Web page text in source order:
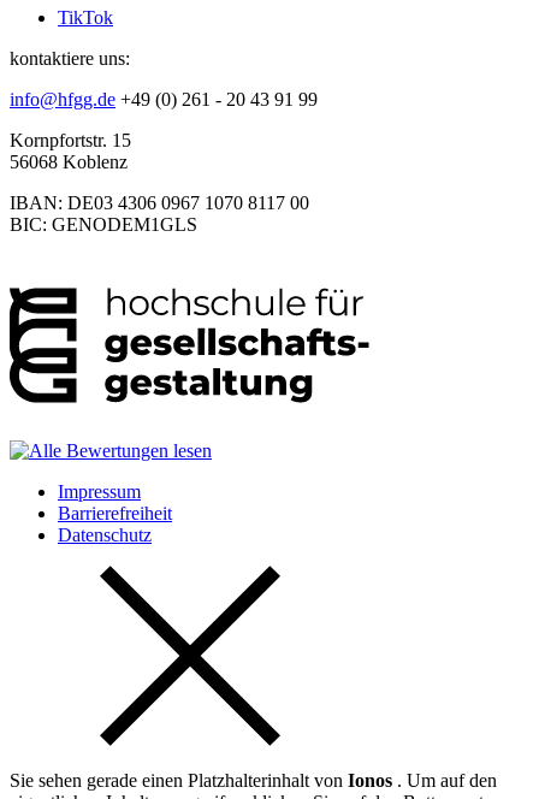
TikTok
kontaktiere uns:
info@hfgg.de +49 (0) 261 - 20 43 91 99
Kornpfortstr. 15
56068 Koblenz
IBAN: DE03 4306 0967 1070 8117 00
BIC: GENODEM1GLS
Impressum
Barrierefreiheit
Datenschutz
Sie sehen gerade einen Platzhalterinhalt von Ionos . Um auf den